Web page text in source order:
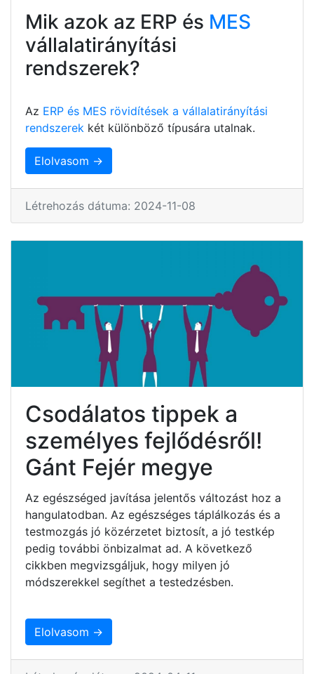
Mik azok az ERP és MES
vállalatirányítási
rendszerek?
Az ERP és MES rövidítések a vállalatirányítási
rendszerek két különböző típusára utalnak.
Elolvasom →
Létrehozás dátuma: 2024-11-08
Csodálatos tippek a
személyes fejlődésről!
Gánt Fejér megye
Az egészséged javítása jelentős változást hoz a
hangulatodban. Az egészséges táplálkozás és a
testmozgás jó közérzetet biztosít, a jó testkép
pedig további önbizalmat ad. A következő
cikkben megvizsgáljuk, hogy milyen jó
módszerekkel segíthet a testedzésben.
Elolvasom →